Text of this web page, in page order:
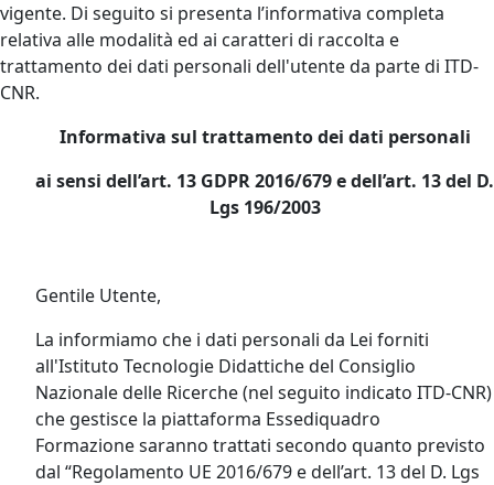
vigente. Di seguito si presenta l’informativa completa
relativa alle modalità ed ai caratteri di raccolta e
trattamento dei dati personali dell'utente da parte di ITD-
CNR.
Informativa sul trattamento dei dati personali
ai sensi dell’art. 13 GDPR 2016/679 e dell’art. 13 del D.
Lgs 196/2003
Gentile Utente,
La informiamo che i dati personali da Lei forniti
all'Istituto Tecnologie Didattiche del Consiglio
Nazionale delle Ricerche (nel seguito indicato ITD-CNR)
che gestisce la piattaforma Essediquadro
Formazione saranno trattati secondo quanto previsto
dal “Regolamento UE 2016/679 e dell’art. 13 del D. Lgs